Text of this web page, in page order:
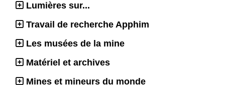
Lumières sur...
Travail de recherche Apphim
Les musées de la mine
Matériel et archives
Mines et mineurs du monde